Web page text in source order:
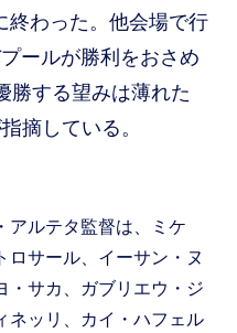
終わった。他会場で行
ールが勝利をおさめ
勝する望みは薄れた
摘している。
ルテタ監督は、ミケ
ロサール、イーサン・ヌ
・サカ、ガブリエウ・ジ
ネッリ、カイ・ハフェル